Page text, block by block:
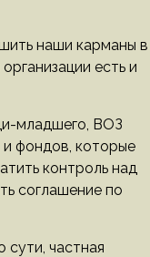
наши карманы в
есть и
младшего, ВОЗ
фондов, которые
контроль над
соглашение по
частная